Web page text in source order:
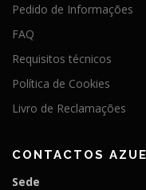
Pedido de Informações
FAQ
Requisitos técnicos
Política de Cookies
Livro de Reclamações
CONTACTOS
Sede